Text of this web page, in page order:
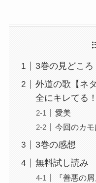
3巻の見どころ
外道の歌【ネ
全にキレてる！
愛美
今回のカモ
3巻の感想
無料試し読み
『善悪の